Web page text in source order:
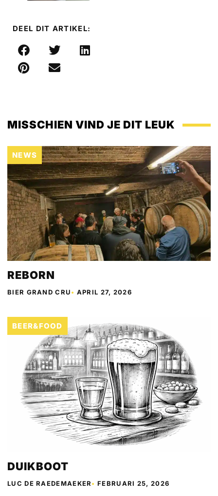
DEEL DIT ARTIKEL:
MISSCHIEN VIND JE DIT LEUK
NEWS
REBORN
BIER GRAND CRU• APRIL 27, 2026
BEER&FOOD
DUIKBOOT
LUC DE RAEDEMAEKER•FEBRUARI 25, 2026